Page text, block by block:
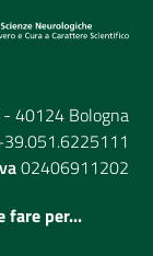
- 40124 Bologna
02406911202
fare per...